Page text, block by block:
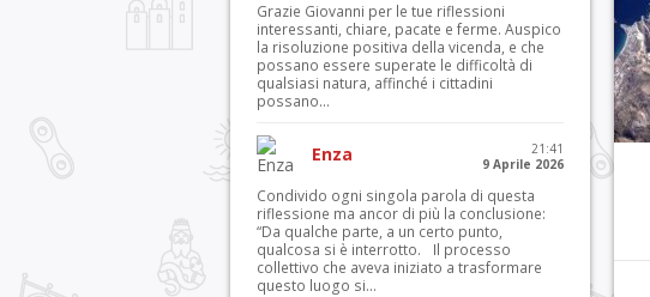
Grazie Giovanni per le tue riflessioni
interessanti, chiare, pacate e ferme. Auspico
la risoluzione positiva della vicenda, e che
possano essere superate le difficoltà di
qualsiasi natura, affinché i cittadini
possano...
Enza
21:41
9 Aprile 2026
Condivido ogni singola parola di questa
riflessione ma ancor di più la conclusione:
“Da qualche parte, a un certo punto,
qualcosa si è interrotto. Il processo
collettivo che aveva iniziato a trasformare
questo luogo si...